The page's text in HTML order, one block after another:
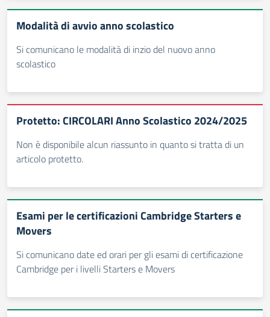
Modalità di avvio anno scolastico
Si comunicano le modalità di inzio del nuovo anno
scolastico
Protetto: CIRCOLARI Anno Scolastico 2024/2025
Non è disponibile alcun riassunto in quanto si tratta di un
articolo protetto.
Esami per le certificazioni Cambridge Starters e
Movers
Si comunicano date ed orari per gli esami di certificazione
Cambridge per i livelli Starters e Movers